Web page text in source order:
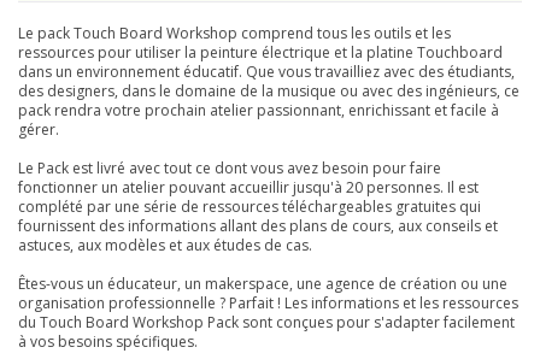
Le pack Touch Board Workshop comprend tous les outils et les
ressources pour utiliser la peinture électrique et la platine Touchboard
dans un environnement éducatif. Que vous travailliez avec des étudiants,
des designers, dans le domaine de la musique ou avec des ingénieurs, ce
pack rendra votre prochain atelier passionnant, enrichissant et facile à
gérer.
Le Pack est livré avec tout ce dont vous avez besoin pour faire
fonctionner un atelier pouvant accueillir jusqu'à 20 personnes. Il est
complété par une série de ressources téléchargeables gratuites qui
fournissent des informations allant des plans de cours, aux conseils et
astuces, aux modèles et aux études de cas.
Êtes-vous un éducateur, un makerspace, une agence de création ou une
organisation professionnelle ? Parfait ! Les informations et les ressources
du Touch Board Workshop Pack sont conçues pour s'adapter facilement
à vos besoins spécifiques.